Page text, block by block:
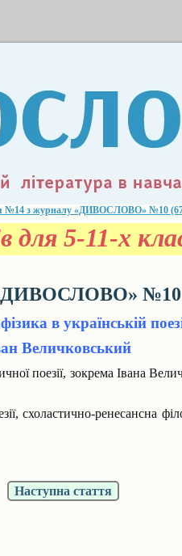
№14 з журналу «ДИВОСЛОВО» №10
для 5-11-х
№10
в українській
Величковський
поезiї, зокрема Івана
схоластично-ренесансна
Наступна стаття